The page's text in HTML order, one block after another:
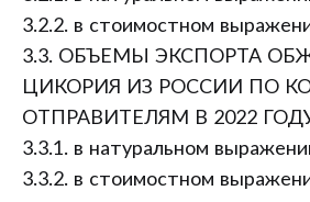
3.2.2. в стоимостном
3.3. ОБЪЕМЫ ЭКСПОРТА
ЦИКОРИЯ ИЗ РОССИИ ПО
ОТПРАВИТЕЛЯМ В 2022
3.3.1. в натуральном
3.3.2. в стоимостном